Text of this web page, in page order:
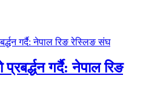
गर्दै: नेपाल रिङ